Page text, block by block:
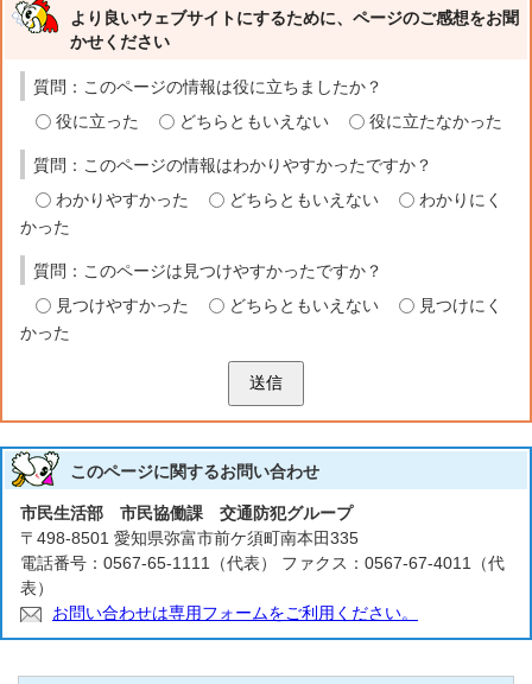
より良いウェブサイトにするために、ページのご感想をお聞
かせください
質問：このページの情報は役に立ちましたか？
役に立った
どちらともいえない 役に立たなかった
質問：このページの情報はわかりやすかったですか？
わかりやすかった
どちらともいえない
わかりにく
かった
質問：このページは見つけやすかったですか？
見つけやすかった
どちらともいえない
見つけにく
かった
送信
このページに関するお問い合わせ
市民生活部 市民協働課 交通防犯グループ
〒498-8501 愛知県弥富市前ケ須町南本田335
電話番号：0567-65-1111（代表） ファクス：0567-67-4011（代
表）
お問い合わせは専用フォームをご利用ください。